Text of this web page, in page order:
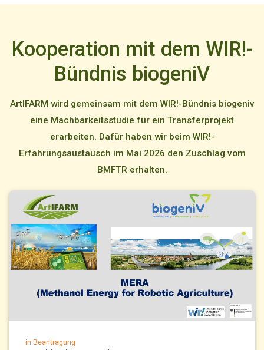
Kooperation mit dem WIR!-
Bündnis biogeniV
ArtIFARM wird gemeinsam mit dem WIR!-Bündnis biogeniv
eine Machbarkeitsstudie für ein Transferprojekt
erarbeiten. Dafür haben wir beim WIR!-
Erfahrungsaustausch im Mai 2026 den Zuschlag vom
BMFTR erhalten.
in Beantragung